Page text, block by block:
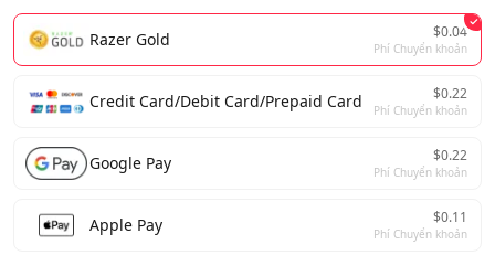
Razer Gold $0.04
Phí Chuyển khoản
Credit Card/Debit Card/Prepaid Card $0.22
Phí Chuyển khoản
Google Pay $0.22
Phí Chuyển khoản
Apple Pay $0.11
Phí Chuyển khoản